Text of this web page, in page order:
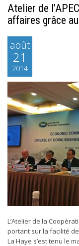
Atelier de
affaires grâce
août
21
2014
L’Atelier de la
portant sur la facilité
La Haye s’est tenu le